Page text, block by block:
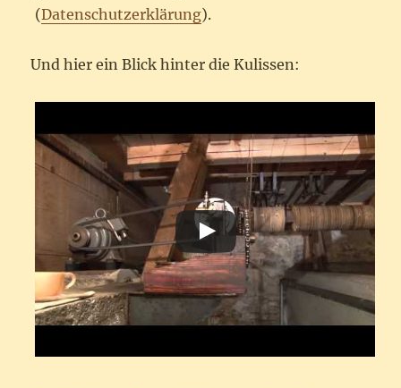
(Datenschutzerklärung).
Und hier ein Blick hinter die Kulissen: